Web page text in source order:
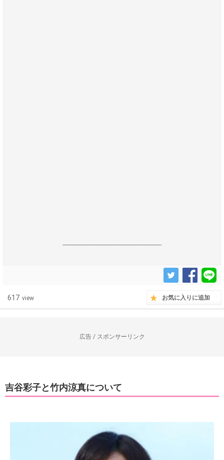
------------------------------------------------------------------
617 view お気に入りに追加
広告 / スポンサーリンク
吉谷彩子と竹内涼真について